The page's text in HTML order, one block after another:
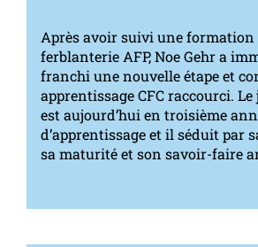
Après avoir suivi une formation
ferblanterie AFP, Noe Gehr a
franchi une nouvelle étape et
apprentissage CFC raccourci.
est aujourd’hui en troisième
d’apprentissage et il séduit par
sa maturité et son savoir-faire